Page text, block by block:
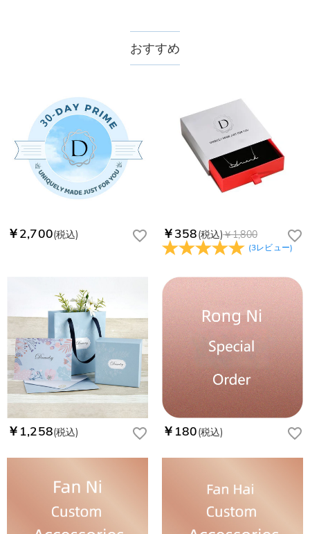
おすすめ
￥2,700(税込) ￥358(税込)￥1,800
(3レビュー)
￥1,258(税込) ￥180(税込)